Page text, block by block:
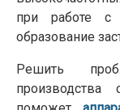
при работе с
образование
Решить
производства